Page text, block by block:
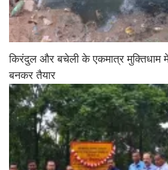
किरंदुल और बचेली के एकमात्र मुक्तिधाम
बनकर तैयार